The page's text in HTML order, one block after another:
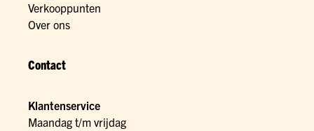
Verkooppunten
Over ons
Contact
Klantenservice
Maandag t/m vrijdag